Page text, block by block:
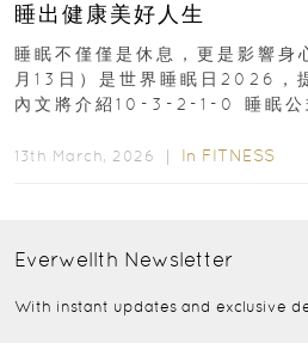
睡出健康美好人生
睡眠不僅僅是休息，更是影響身
月13日）是世界睡眠日2026，
內文將介紹10-3-2-1-0 睡眠公
13th March, 2026 ｜ In FITNESS
Everwellth Newsletter
With instant updates and exclusive